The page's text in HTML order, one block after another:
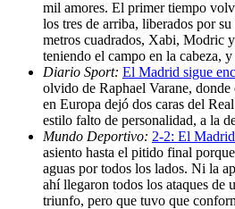
mil amores. El primer tiempo
los tres de arriba, liberados por
metros cuadrados, Xabi, Modric
teniendo el campo en la cabeza,
Diario Sport: El Madrid sigue
olvido de Raphael Varane,
en Europa dejó dos caras del
estilo falto de personalidad, a la
Mundo Deportivo: 2-2: El
asiento hasta el pitido final
aguas por todos los lados. Ni la
ahí llegaron todos los ataques de
triunfo, pero que tuvo que